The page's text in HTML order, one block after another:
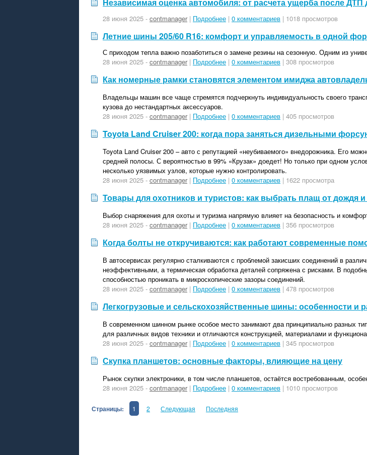
28 июня 2025 - contmanager| Подробнее | 0 комментариев | 1018 просмотров
Летние шины 205/60 R16: комфорт и управляемость в одной
С приходом тепла важно позаботиться о замене резины на сезонную. Одним из
28 июня 2025 - contmanager| Подробнее | 0 комментариев | 308 просмотров
Как номерные рамки становятся элементом имиджа
Владельцы машин все чаще стремятся подчеркнуть индивидуальность своего
кузова до нестандартных аксессуаров.
28 июня 2025 - contmanager| Подробнее | 0 комментариев | 405 просмотров
Toyota Land Cruiser 200: когда пора заняться дизельными
Toyota Land Cruiser 200 – авто с репутацией «неубиваемого» внедорожника. Его
средней полосы. С вероятностью в 99% «Крузак» доедет! Но только при одном
несколько уязвимых узлов, которые нужно контролировать.
28 июня 2025 - contmanager| Подробнее | 0 комментариев | 1622 просмотра
Товары для охотников и туристов: как выбрать плащ от дождя
Выбор снаряжения для охоты и туризма напрямую влияет на безопасность и
28 июня 2025 - contmanager| Подробнее | 0 комментариев | 356 просмотров
Когда болты не откручиваются: как работают современные
В автосервисах регулярно сталкиваются с проблемой закисших соединений в
неэффективными, а термическая обработка деталей сопряжена с рисками. В
способностью проникать в микроскопические зазоры соединений.
28 июня 2025 - contmanager| Подробнее | 0 комментариев | 478 просмотров
Легкогрузовые и сельскохозяйственные шины: особенности и
В современном шинном рынке особое место занимают два принципиально разных
для различных видов техники и отличаются конструкцией, материалами и
28 июня 2025 - contmanager| Подробнее | 0 комментариев | 345 просмотров
Скупка планшетов: основные факторы, влияющие на цену
Рынок скупки электроники, в том числе планшетов, остаётся востребованным,
28 июня 2025 - contmanager| Подробнее | 0 комментариев | 1010 просмотров
Страницы: 1 2 Следующая Последняя